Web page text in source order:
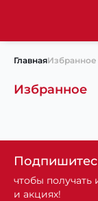
ГлавнаяИзбранное
Избранное
чтобы
и акциях!